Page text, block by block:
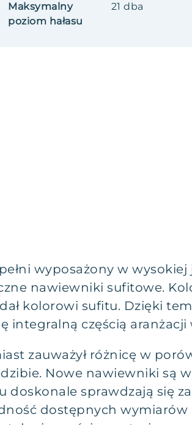
Maksymalny
poziom hałasu
21 dba
wyposażony w wysokiej
nawiewniki sufitowe.
kolorowi sufitu. Dzięki
integralną częścią aranżacji
zauważył różnicę w
Nowe nawiewniki są w
doskonale sprawdzają się
dostępnych wymiarów